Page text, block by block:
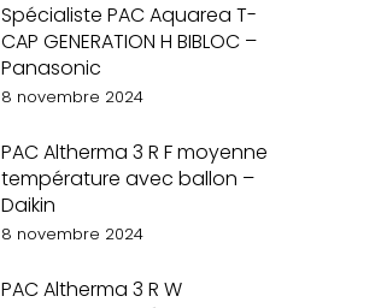
Spécialiste PAC Aquarea T-
CAP GENERATION H BIBLOC –
Panasonic
8 novembre 2024
PAC Altherma 3 R F moyenne
température avec ballon –
Daikin
8 novembre 2024
PAC Altherma 3 R W